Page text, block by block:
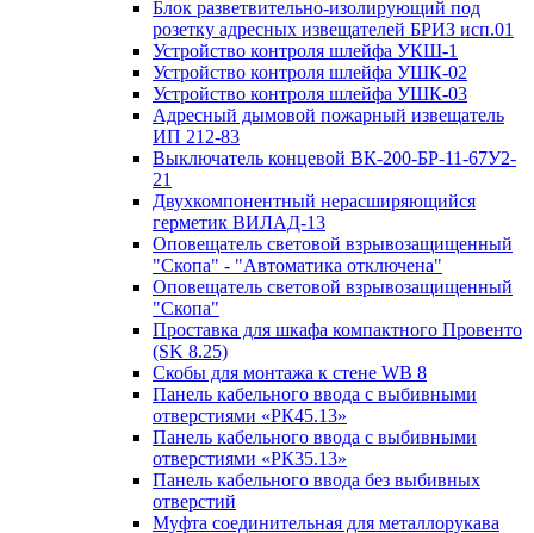
Блок разветвительно-изолирующий под
розетку адресных извещателей БРИЗ исп.01
Устройство контроля шлейфа УКШ-1
Устройство контроля шлейфа УШК-02
Устройство контроля шлейфа УШК-03
Адресный дымовой пожарный извещатель
ИП 212-83
Выключатель концевой ВК-200-БР-11-67У2-
21
Двухкомпонентный нерасширяющийся
герметик ВИЛАД-13
Оповещатель световой взрывозащищенный
"Скопа" - "Автоматика отключена"
Оповещатель световой взрывозащищенный
"Скопа"
Проставка для шкафа компактного Провенто
(SK 8.25)
Скобы для монтажа к стене WB 8
Панель кабельного ввода с выбивными
отверстиями «РК45.13»
Панель кабельного ввода с выбивными
отверстиями «РК35.13»
Панель кабельного ввода без выбивных
отверстий
Муфта соединительная для металлорукава